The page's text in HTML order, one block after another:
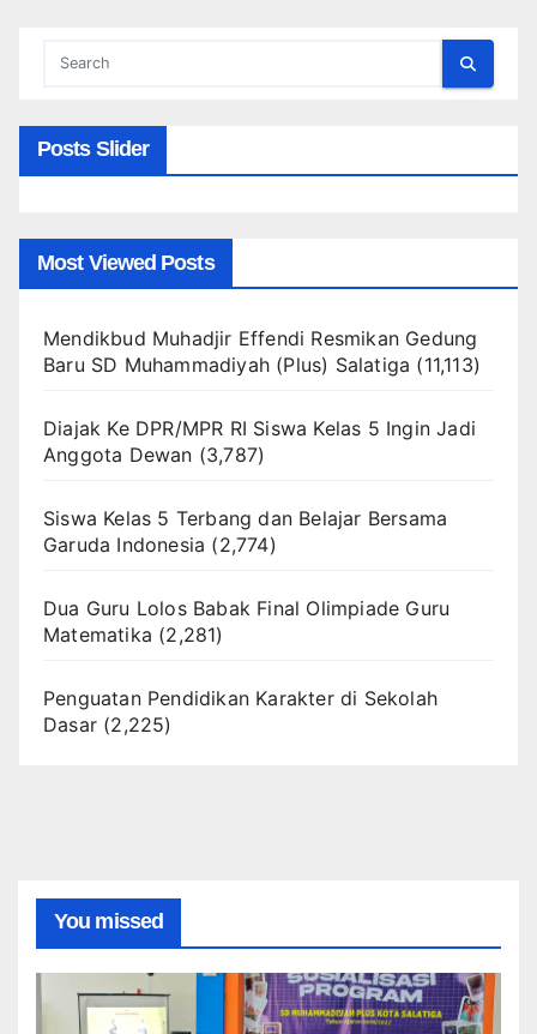
Posts Slider
Most Viewed Posts
Mendikbud Muhadjir Effendi Resmikan Gedung
Baru SD Muhammadiyah (Plus) Salatiga (11,113)
Diajak Ke DPR/MPR RI Siswa Kelas 5 Ingin Jadi
Anggota Dewan (3,787)
Siswa Kelas 5 Terbang dan Belajar Bersama
Garuda Indonesia (2,774)
Dua Guru Lolos Babak Final Olimpiade Guru
Matematika (2,281)
Penguatan Pendidikan Karakter di Sekolah
Dasar (2,225)
You missed